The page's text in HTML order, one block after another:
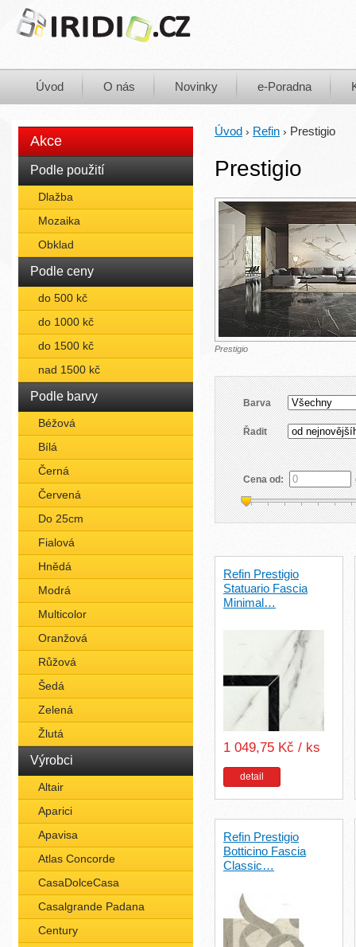
Úvod O nás Novinky e-Poradna
Akce
Podle použití
Dlažba
Mozaika
Obklad
Podle ceny
do 500 kč
do 1000 kč
do 1500 kč
nad 1500 kč
Podle barvy
Béžová
Bílá
Černá
Červená
Do 25cm
Fialová
Hnědá
Modrá
Multicolor
Oranžová
Růžová
Šedá
Zelená
Žlutá
Výrobci
Altair
Aparici
Apavisa
Atlas Concorde
CasaDolceCasa
Casalgrande Padana
Century
Úvod › Refin › Prestigio
Prestigio
Prestigio
Barva
Řadit
Cena od:
Refin Prestigio
Statuario Fascia
Minimal…
1 049,75 Kč / ks
detail
Refin Prestigio
Botticino Fascia
Classic…